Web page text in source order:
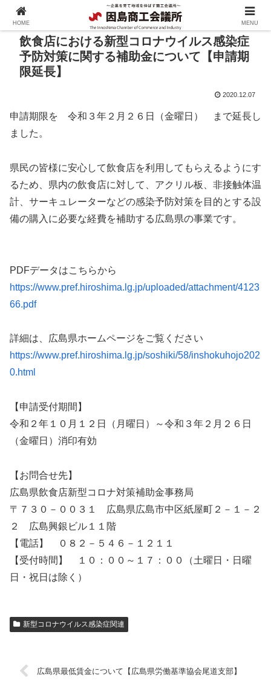
飲食店における新型コロナウイルス感染症
予防対策に関する補助金について【申請期
限延長】
2020.12.07
申請期限を 令和３年２月２６日（金曜日） まで延長し
ました。
県民の皆様に安心して飲食店を利用してもらえるようにす
るため、県内の飲食店に対して、アクリル板、非接触体温
計、サーキュレーターなどの感染予防対策を目的とする設
備の購入に必要な経費を補助する広島県の事業です。
PDFデータはこちらから
https://www.pref.hiroshima.lg.jp/uploaded/attachment/4123
66.pdf
詳細は、広島県ホームページをご覧ください
https://www.pref.hiroshima.lg.jp/soshiki/58/inshokuhojo202
0.html
【申請受付期間】
令和２年１０月１２日（月曜日）～令和３年２月２６日
（金曜日）消印有効
【お問合せ先】
広島県飲食店新型コロナ対策補助金事務局
〒７３０－００３１ 広島県広島市中区紙屋町２－１－２
２ 広島興銀ビル１１階
【電話】 ０８２－５４６－１２１１
【受付時間】 １０：００～１７：００（土曜日・日曜
日・祝日は除く）
新型コロナウイルス感染症関連
広島県最低賃金について【広島県労働基準協会尾道支部】
HOME MENU